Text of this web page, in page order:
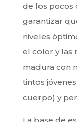
de los pocos
garantizar
niveles
el color y las
madura con
tintos
cuerpo) y